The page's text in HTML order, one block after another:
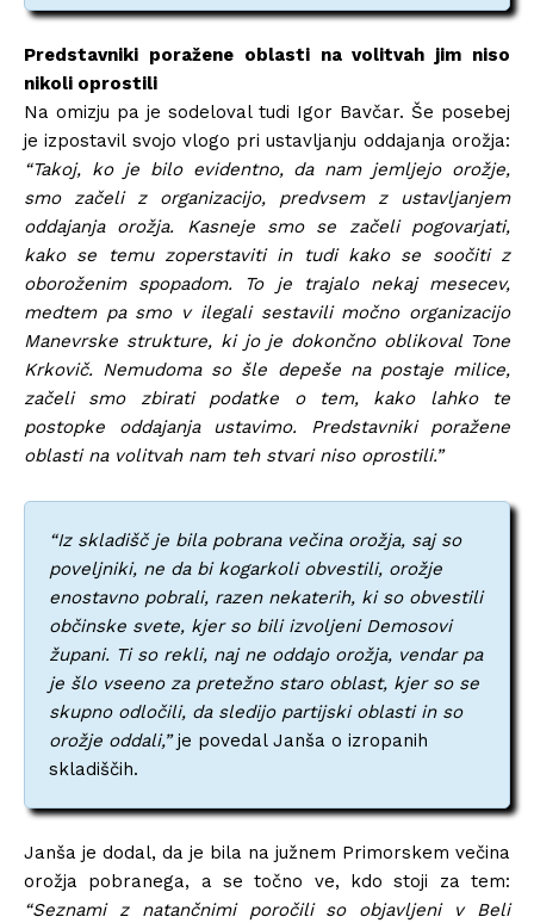
Predstavniki poražene oblasti na volitvah jim niso
nikoli oprostili
Na omizju pa je sodeloval tudi Igor Bavčar. Še posebej
je izpostavil svojo vlogo pri ustavljanju oddajanja orožja:
“Takoj, ko je bilo evidentno, da nam jemljejo orožje,
smo začeli z organizacijo, predvsem z ustavljanjem
oddajanja orožja. Kasneje smo se začeli pogovarjati,
kako se temu zoperstaviti in tudi kako se soočiti z
oboroženim spopadom. To je trajalo nekaj mesecev,
medtem pa smo v ilegali sestavili močno organizacijo
Manevrske strukture, ki jo je dokončno oblikoval Tone
Krkovič. Nemudoma so šle depeše na postaje milice,
začeli smo zbirati podatke o tem, kako lahko te
postopke oddajanja ustavimo. Predstavniki poražene
oblasti na volitvah nam teh stvari niso oprostili.”
“Iz skladišč je bila pobrana večina orožja, saj so
poveljniki, ne da bi kogarkoli obvestili, orožje
enostavno pobrali, razen nekaterih, ki so obvestili
občinske svete, kjer so bili izvoljeni Demosovi
župani. Ti so rekli, naj ne oddajo orožja, vendar pa
je šlo vseeno za pretežno staro oblast, kjer so se
skupno odločili, da sledijo partijski oblasti in so
orožje oddali,”je povedal Janša o izropanih
skladiščih.
Janša je dodal, da je bila na južnem Primorskem večina
orožja pobranega, a se točno ve, kdo stoji za tem:
“Seznami z natančnimi poročili so objavljeni v Beli